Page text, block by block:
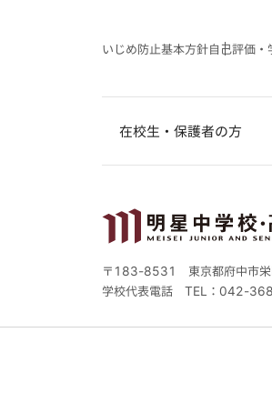
いじめ防止基本方針自己評価・
在校生・保護者の方
〒183-8531 東京都府中市
学校代表電話TEL：042-